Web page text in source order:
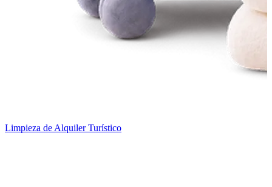
Limpieza de Alquiler Turístico